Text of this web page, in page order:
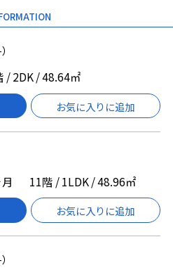
/ 2DK / 48.64㎡
お気に入りに追加
11階 / 1LDK / 48.96㎡
お気に入りに追加